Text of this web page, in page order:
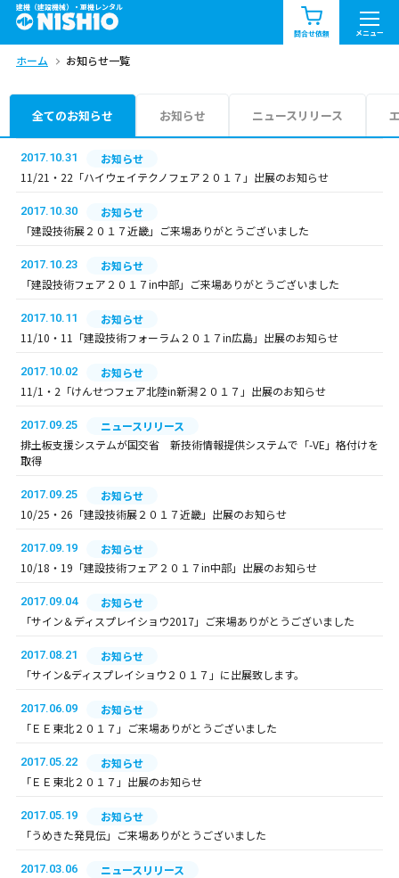
建機（建設機械）・重機レンタル
問合せ依頼 メニュー
商品一覧 お知らせ一覧
問合せ依頼リスト
エリア情報を見る
ホーム お知らせ一覧
全てのお知らせ お知らせ ニュースリリース
2017.10.31
お知らせ
11/21・22「ハイウェイテクノフェア２０１７」出展のお知らせ
2017.10.30
お知らせ
「建設技術展２０１７近畿」ご来場ありがとうございました
2017.10.23
お知らせ
「建設技術フェア２０１７in中部」ご来場ありがとうございました
2017.10.11
お知らせ
11/10・11「建設技術フォーラム２０１７in広島」出展のお知らせ
2017.10.02
お知らせ
11/1・2「けんせつフェア北陸in新潟２０１７」出展のお知らせ
2017.09.25
ニュースリリース
排土板支援システムが国交省 新技術情報提供システムで「-VE」格付けを
取得
2017.09.25
お知らせ
10/25・26「建設技術展２０１７近畿」出展のお知らせ
2017.09.19
お知らせ
10/18・19「建設技術フェア２０１７in中部」出展のお知らせ
2017.09.04
お知らせ
「サイン＆ディスプレイショウ2017」ご来場ありがとうございました
2017.08.21
お知らせ
「サイン&ディスプレイショウ２０１７」に出展致します。
2017.06.09
お知らせ
「ＥＥ東北２０１７」ご来場ありがとうございました
2017.05.22
お知らせ
「ＥＥ東北２０１７」出展のお知らせ
2017.05.19
お知らせ
「うめきた発見伝」ご来場ありがとうございました
2017.03.06
ニュースリリース